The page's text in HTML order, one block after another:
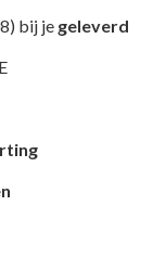
bij je geleverd